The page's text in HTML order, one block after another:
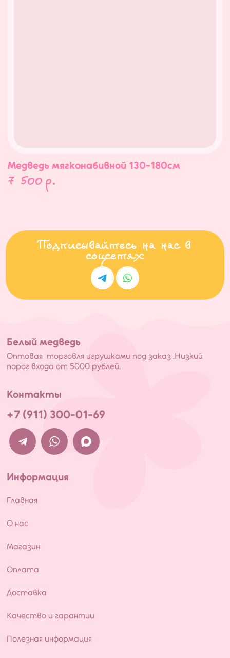
Медведь мягконабивной 130-180см
7 500 р.
Подписывайтесь на нас в
соцсетях
Белый медведь
Оптовая торговля игрушками под заказ .Низкий
порог входа от 5000 рублей.
Контакты
+7 (911) 300-01-69
Информация
Главная
О нас
Магазин
Оплата
Доставка
Качество и гарантии
Полезная информация